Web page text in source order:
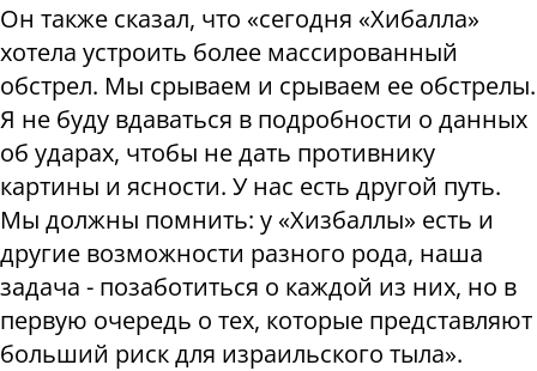
Он также сказал, что «сегодня «Хибалла»
хотела устроить более массированный
обстрел. Мы срываем и срываем ее обстрелы.
Я не буду вдаваться в подробности о данных
об ударах, чтобы не дать противнику
картины и ясности. У нас есть другой путь.
Мы должны помнить: у «Хизбаллы» есть и
другие возможности разного рода, наша
задача - позаботиться о каждой из них, но в
первую очередь о тех, которые представляют
больший риск для израильского тыла».